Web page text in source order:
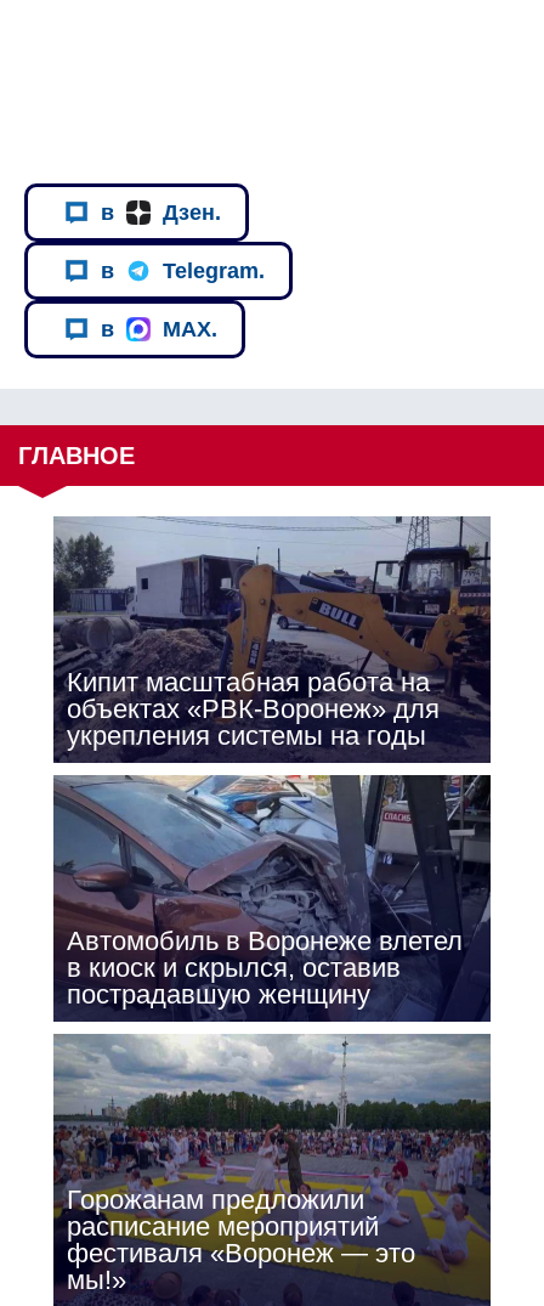
в Дзен.
в Telegram.
в MAX.
ГЛАВНОЕ
Кипит масштабная работа на
объектах «РВК-Воронеж» для
укрепления системы на годы
Автомобиль в Воронеже влетел
в киоск и скрылся, оставив
пострадавшую женщину
Горожанам предложили
расписание мероприятий
фестиваля «Воронеж — это
мы!»